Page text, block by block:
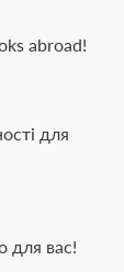
abroad!
для
для вас!